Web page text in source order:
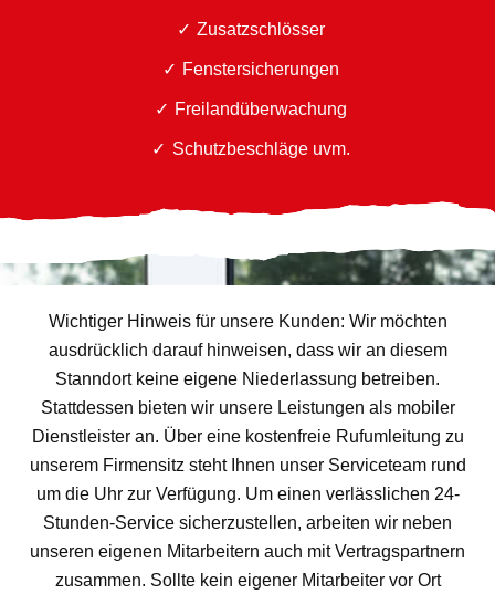
Zusatzschlösser
Fenstersicherungen
Freilandüberwachung
Schutzbeschläge uvm.
Wichtiger Hinweis für unsere Kunden: Wir möchten
ausdrücklich darauf hinweisen, dass wir an diesem
Stanndort keine eigene Niederlassung betreiben.
Stattdessen bieten wir unsere Leistungen als mobiler
Dienstleister an. Über eine kostenfreie Rufumleitung zu
unserem Firmensitz steht Ihnen unser Serviceteam rund
um die Uhr zur Verfügung. Um einen verlässlichen 24-
Stunden-Service sicherzustellen, arbeiten wir neben
unseren eigenen Mitarbeitern auch mit Vertragspartnern
zusammen. Sollte kein eigener Mitarbeiter vor Ort